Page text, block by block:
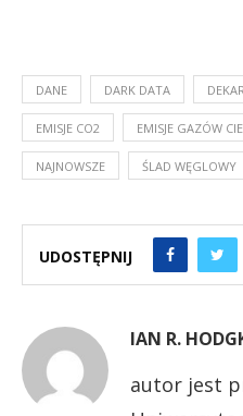
DANE DARK DATA
EMISJE CO2 EMISJE GAZÓW
NAJNOWSZE ŚLAD WĘGLOWY
UDOSTĘPNIJ
IAN R.
autor jest